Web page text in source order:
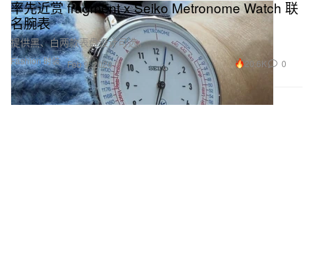
Fashion 时装
率先近赏 fragment x Seiko Metronome Watch 联
名腕表
提供黑、白两款表盘设计可选。
Feb 9, 2026 20.6K 0